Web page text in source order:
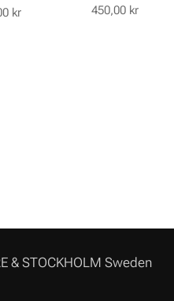
kr 450,00 kr
& STOCKHOLM Sweden